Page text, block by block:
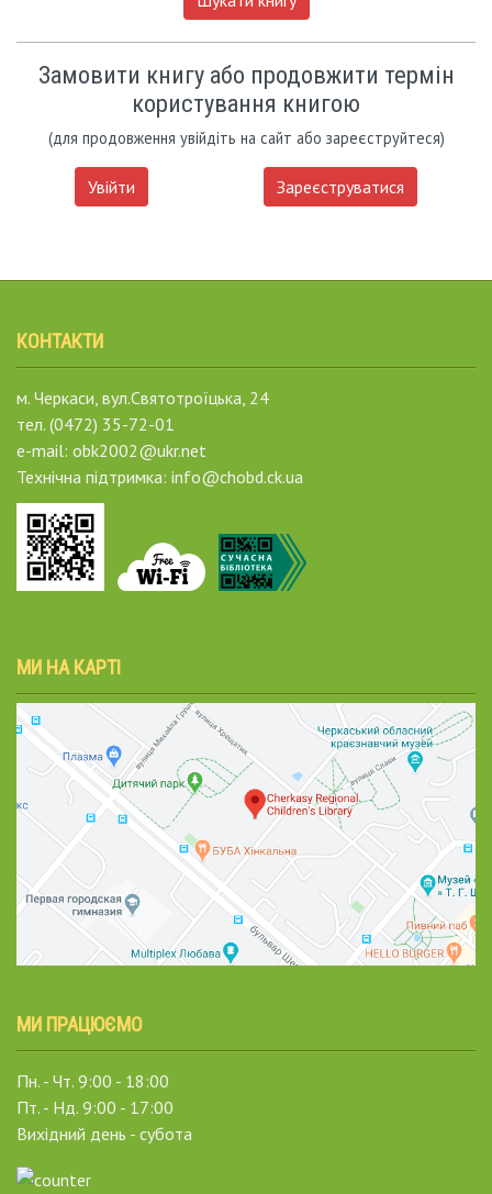
Замовити книгу або продовжити термін
користування книгою
(для продовження увійдіть на сайт або зареєструйтеся)
Увійти Зареєструватися
КОНТАКТИ
м. Черкаси, вул.Святотроїцька, 24
тел. (0472) 35-72-01
e-mail: obk2002@ukr.net
Технічна підтримка: info@chobd.ck.ua
МИ НА КАРТІ
МИ ПРАЦЮЄМО
Пн. - Чт. 9:00 - 18:00
Пт. - Нд. 9:00 - 17:00
Вихідний день - субота